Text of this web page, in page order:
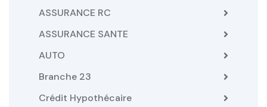
ASSURANCE RC
ASSURANCE SANTE
AUTO
Branche 23
Crédit Hypothécaire